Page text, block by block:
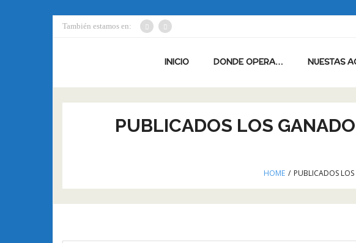
También estamos en:
INICIO DONDE OPERA… NUESTAS
PUBLICADOS LOS
HOME / PUBLICADOS